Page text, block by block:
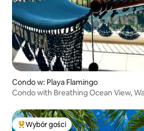
Condo w: Playa Flamingo
Condo with Breathing Ocean View,
Najpopularniejsze z kategorii Wybór
Wybór gości